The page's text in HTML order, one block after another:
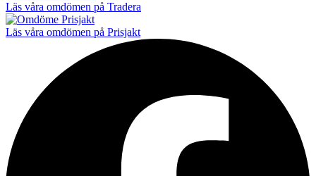
Läs våra omdömen på Tradera
Läs våra omdömen på Prisjakt